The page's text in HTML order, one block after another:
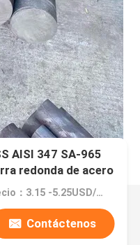
AISI 347 SA-965
redonda de acero
Precio：3.15 -5.25USD/KG
Contáctenos